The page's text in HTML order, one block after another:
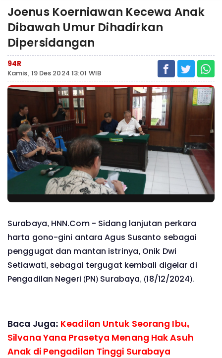
Joenus Koerniawan Kecewa Anak
Dibawah Umur Dihadirkan
Dipersidangan
94R
Kamis, 19 Des 2024 13:01 WIB
Surabaya, HNN.Com - Sidang lanjutan perkara
harta gono-gini antara Agus Susanto sebagai
penggugat dan mantan istrinya, Onik Dwi
Setiawati, sebagai tergugat kembali digelar di
Pengadilan Negeri (PN) Surabaya, (18/12/2024).
Baca Juga: Keadilan Untuk Seorang Ibu,
Silvana Yana Prasetya Menang Hak Asuh
Anak di Pengadilan Tinggi Surabaya